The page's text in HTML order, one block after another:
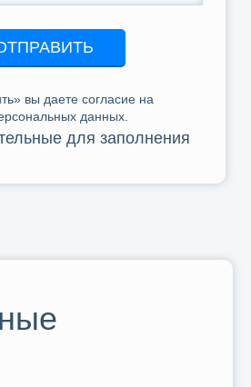
вы даете согласие на
данных.
для заполнения